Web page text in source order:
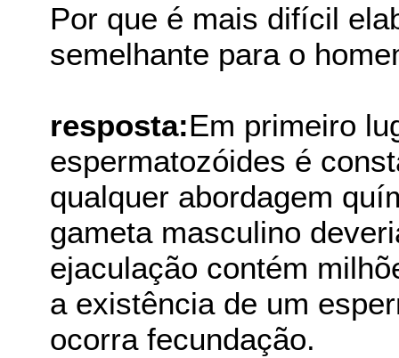
Por que é mais difícil
semelhante para o
resposta:Em primeiro
espermatozóides é
qualquer abordagem
gameta masculino
ejaculação contém
a existência de um
ocorra fecundação.